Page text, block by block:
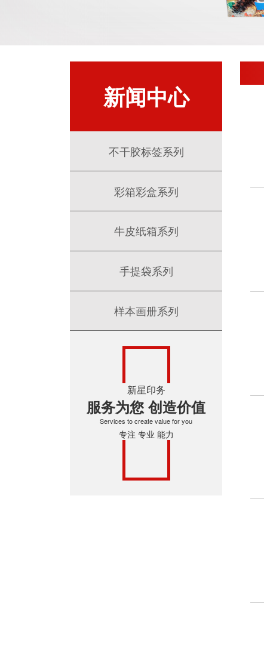
新闻中心
不干胶标签系列
彩箱彩盒系列
牛皮纸箱系列
手提袋系列
样本画册系列
新星印务
服务为您 创造价值
Services to create value for you
专注 专业 能力